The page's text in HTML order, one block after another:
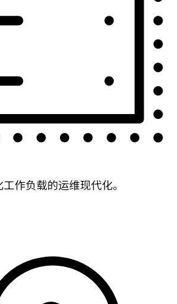
作负载的运维现代化。